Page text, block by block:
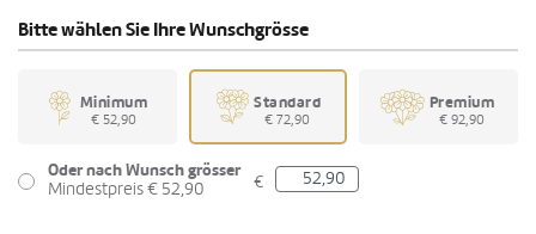
Bitte wählen Sie Ihre Wunschgrösse
Minimum
€ 52,90
Standard
€ 72,90
Premium
€ 92,90
Oder nach Wunsch grösser
Mindestpreis € 52,90
€